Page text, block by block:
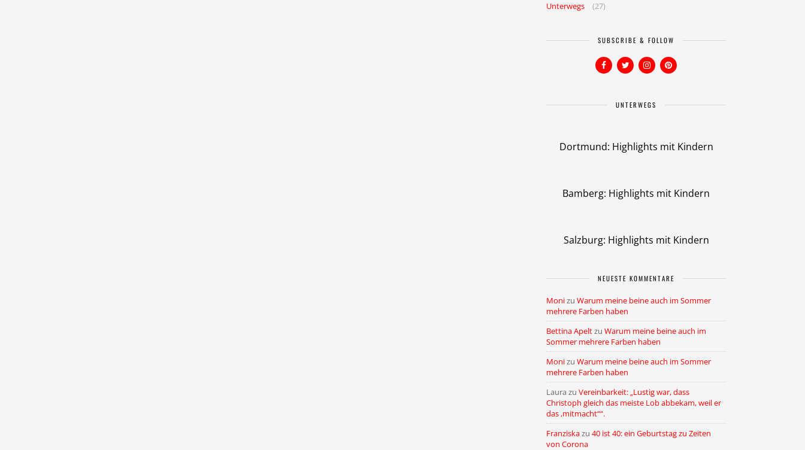
Unterwegs
(27)
SUBSCRIBE & FOLLOW
UNTERWEGS
Dortmund: Highlights mit Kindern
Bamberg: Highlights mit Kindern
Salzburg: Highlights mit Kindern
NEUESTE KOMMENTARE
Monizu Warum meine beine auch im Sommer
mehrere Farben haben
Bettina Apeltzu Warum meine beine auch im
Sommer mehrere Farben haben
Monizu Warum meine beine auch im Sommer
mehrere Farben haben
Laura zu Vereinbarkeit: „Lustig war, dass
Christoph gleich das meiste Lob abbekam, weil er
das ,mitmacht““.
Franziskazu 40 ist 40: ein Geburtstag zu Zeiten
von Corona